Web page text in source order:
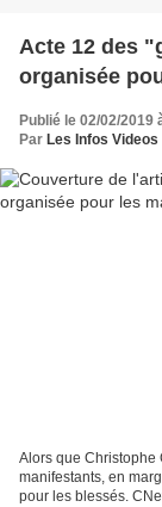
Acte 12 des
organisée
Publié le 02/02/2019
Par Les Infos Videos
Alors que Christophe
manifestants, en
pour les blessés. CNews nous en dit